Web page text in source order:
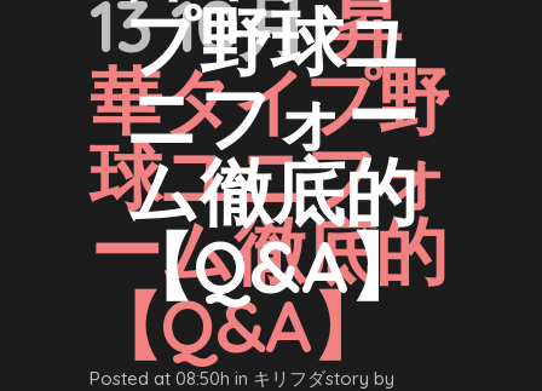
プ野球ユ
ニフォー
ム徹底的
【Q&A】
13 10月昇
華タイプ野
球ユニフォ
ーム徹底的
【Q&A】
Posted at 08:50h in キリフダstory by